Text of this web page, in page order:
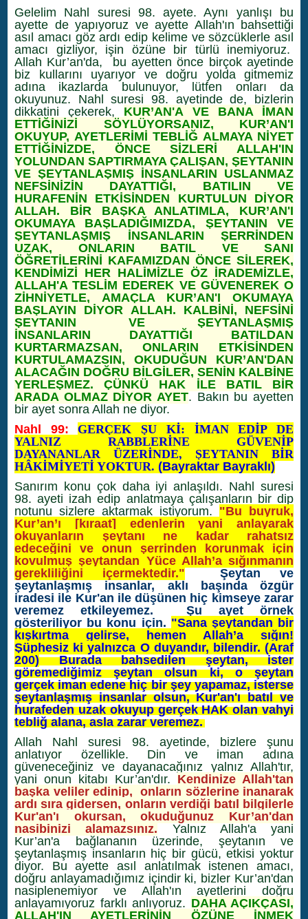
Gelelim Nahl suresi 98. ayete. Aynı yanlışı bu
ayette de yapıyoruz ve ayette Allah'ın bahsettiği
asıl amacı göz ardı edip kelime ve sözcüklerle asıl
amacı gizliyor, işin özüne bir türlü inemiyoruz.
Allah Kur’an'da, bu ayetten önce birçok ayetinde
biz kullarını uyarıyor ve doğru yolda gitmemiz
adına ikazlarda bulunuyor, lütfen onları da
okuyunuz. Nahl suresi 98. ayetinde de, bizlerin
dikkatini çekerek, KUR’AN'A VE BANA İMAN
ETTİĞİNİZİ SÖYLÜYORSANIZ, KUR’AN'I
OKUYUP, AYETLERİMİ TEBLİĞ ALMAYA NİYET
ETTİĞİNİZDE, ÖNCE SİZLERİ ALLAH'IN
YOLUNDAN SAPTIRMAYA ÇALIŞAN, ŞEYTANIN
VE ŞEYTANLAŞMIŞ İNSANLARIN USLANMAZ
NEFSİNİZİN DAYATTIĞI, BATILIN VE
HURAFENİN ETKİSİNDEN KURTULUN DİYOR
ALLAH. BİR BAŞKA ANLATIMLA, KUR’AN'I
OKUMAYA BAŞLADIĞIMIZDA, ŞEYTANIN VE
ŞEYTANLAŞMIŞ İNSANLARIN ŞERRİNDEN
UZAK, ONLARIN BATIL VE SANI
ÖĞRETİLERİNİ KAFAMIZDAN ÖNCE SİLEREK,
KENDİMİZİ HER HALİMİZLE ÖZ İRADEMİZLE,
ALLAH'A TESLİM EDEREK VE GÜVENEREK O
ZİHNİYETLE, AMAÇLA KUR’AN'I OKUMAYA
BAŞLAYIN DİYOR ALLAH. KALBİNİ, NEFSİNİ
ŞEYTANIN VE ŞEYTANLAŞMIŞ
İNSANLARIN DAYATTIĞI BATILDAN
KURTARMAZSAN, ONLARIN ETKİSİNDEN
KURTULAMAZSIN, OKUDUĞUN KUR’AN'DAN
ALACAĞIN DOĞRU BİLGİLER, SENİN KALBİNE
YERLEŞMEZ. ÇÜNKÜ HAK İLE BATIL BİR
ARADA OLMAZ DİYOR AYET. Bakın bu ayetten
bir ayet sonra Allah ne diyor.
Nahl 99:
GERÇEK ŞU Kİ: İMAN EDİP DE
YALNIZ RABBLERİNE GÜVENİP
DAYANANLAR ÜZERİNDE, ŞEYTANIN BİR
HÂKİMİYETİ YOKTUR. (Bayraktar Bayraklı)
Sanırım konu çok daha iyi anlaşıldı. Nahl suresi
98. ayeti izah edip anlatmaya çalışanların bir dip
notunu sizlere aktarmak istiyorum. "Bu buyruk,
Kur’an’ı [kıraat] edenlerin yani anlayarak
okuyanların şeytanı ne kadar rahatsız
edeceğini ve onun şerrinden korunmak için
kovulmuş şeytandan Yüce Allah’a sığınmanın
gerekliliğini içermektedir."
Şeytan ve
şeytanlaşmış insanlar, aklı başında özgür
iradesi ile Kur'an ile düşünen hiç kimseye zarar
veremez etkileyemez. Şu ayet örnek
gösteriliyor bu konu için. "Sana şeytandan bir
kışkırtma gelirse, hemen Allah’a sığın!
Şüphesiz ki yalnızca O duyandır, bilendir. (Araf
200)
Burada bahsedilen şeytan, ister
göremediğimiz şeytan olsun ki, o şeytan
gerçek iman edene hiç bir şey yapamaz, isterse
şeytanlaşmış insanlar olsun, Kur'an'ı batıl ve
hurafeden uzak okuyup gerçek HAK olan vahyi
tebliğ alana, asla zarar veremez.
Allah Nahl suresi 98. ayetinde, bizlere şunu
anlatıyor özellikle. Din ve iman adına
güveneceğiniz ve dayanacağınız yalnız Allah'tır,
yani onun kitabı Kur’an'dır. Kendinize Allah'tan
başka veliler edinip, onların sözlerine inanarak
ardı sıra gidersen, onların verdiği batıl bilgilerle
Kur'an'ı okursan, okuduğunuz Kur’an'dan
nasibinizi alamazsınız. Yalnız Allah'a yani
Kur’an'a bağlananın üzerinde, şeytanın ve
şeytanlaşmış insanların hiç bir gücü, etkisi yoktur
diyor. Bu ayette asıl anlatılmak istenen amacı,
doğru anlayamadığımız içindir ki, bizler Kur’an'dan
nasiplenemiyor ve Allah'ın ayetlerini doğru
anlayamıyoruz farklı anlıyoruz. DAHA AÇIKÇASI,
ALLAH'IN AYETLERİNİN ÖZÜNE İNMEK